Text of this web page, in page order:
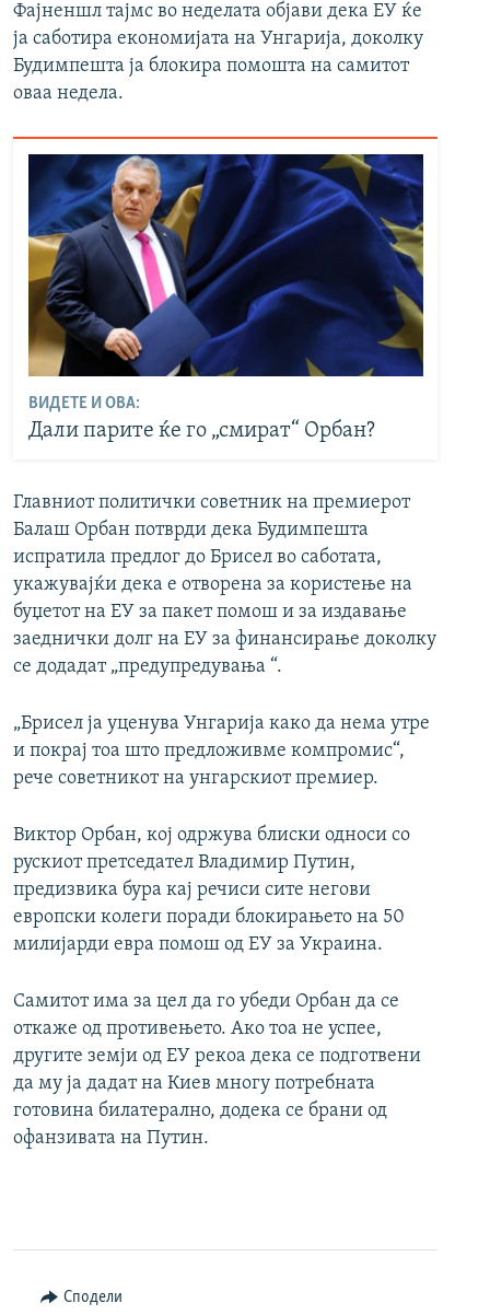
Фајненшл тајмс во неделата објави дека ЕУ ќе
ја саботира економијата на Унгарија, доколку
Будимпешта ја блокира помошта на самитот
оваа недела.
ВИДЕТЕ И ОВА:
Дали парите ќе го „смират“ Орбан?
Главниот политички советник на премиерот
Балаш Орбан потврди дека Будимпешта
испратила предлог до Брисел во саботата,
укажувајќи дека е отворена за користење на
буџетот на ЕУ за пакет помош и за издавање
заеднички долг на ЕУ за финансирање доколку
се додадат „предупредувања “.
„Брисел ја уценува Унгарија како да нема утре
и покрај тоа што предложивме компромис“,
рече советникот на унгарскиот премиер.
Виктор Орбан, кој одржува блиски односи со
рускиот претседател Владимир Путин,
предизвика бура кај речиси сите негови
европски колеги поради блокирањето на 50
милијарди евра помош од ЕУ за Украина.
Самитот има за цел да го убеди Орбан да се
откаже од противењето. Ако тоа не успее,
другите земји од ЕУ рекоа дека се подготвени
да му ја дадат на Киев многу потребната
готовина билатерално, додека се брани од
офанзивата на Путин.
Сподели